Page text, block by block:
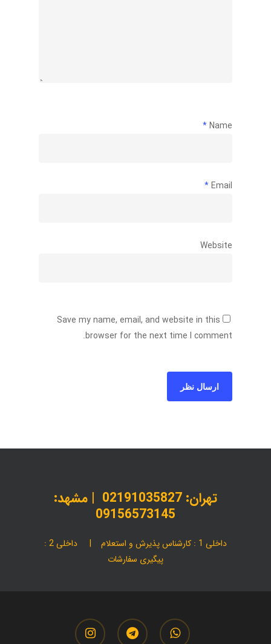
Name
*
Email
*
Website
Save my name, email, and website in this
browser for the next time I comment.
تهران: 02191035827 | مشهد:
09156573145
داخلی 1 : کارشناس پذیرش و استعلام | داخلی 2 :
پیگیری سفارشات
instagram telegram whatsapp